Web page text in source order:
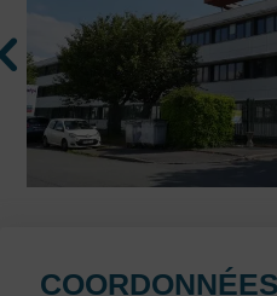
COORDONNÉES